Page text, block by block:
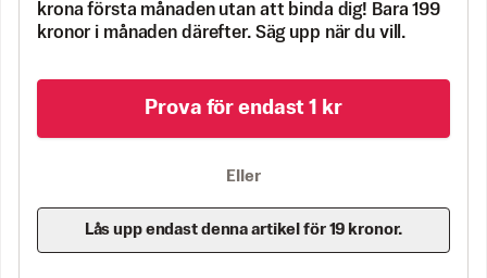
krona första månaden utan att binda dig! Bara 199
kronor i månaden därefter. Säg upp när du vill.
Prova för endast 1 kr
Eller
Lås upp endast denna artikel för 19 kronor.